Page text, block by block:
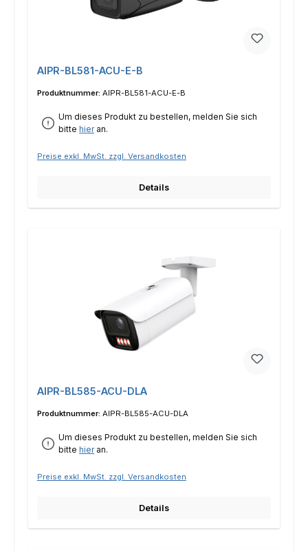
AIPR-BL581-ACU-E-B
Produktnummer: AIPR-BL581-ACU-E-B
Um dieses Produkt zu bestellen, melden Sie sich
bittehieran.
Preise exkl. MwSt. zzgl. Versandkosten
Details
AIPR-BL585-ACU-DLA
Produktnummer: AIPR-BL585-ACU-DLA
Um dieses Produkt zu bestellen, melden Sie sich
bittehieran.
Preise exkl. MwSt. zzgl. Versandkosten
Details